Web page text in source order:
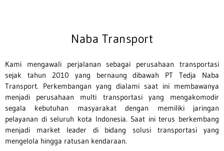
Naba Transport
Kami mengawali perjalanan sebagai perusahaan transportasi
sejak tahun 2010 yang bernaung dibawah PT Tedja Naba
Transport. Perkembangan yang dialami saat ini membawanya
menjadi perusahaan multi transportasi yang mengakomodir
segala kebutuhan masyarakat dengan memiliki jaringan
pelayanan di seluruh kota Indonesia. Saat ini terus berkembang
menjadi market leader di bidang solusi transportasi yang
mengelola hingga ratusan kendaraan.